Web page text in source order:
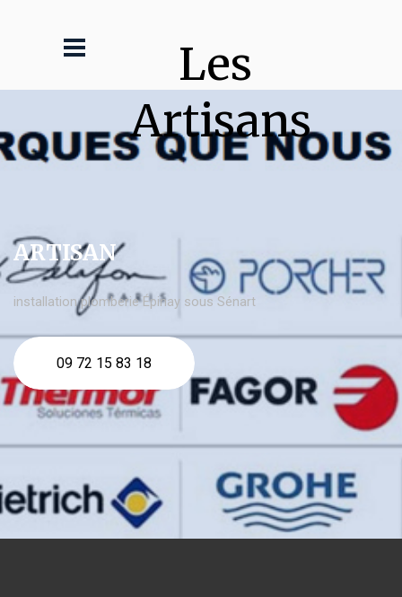
Les
Artisans
ARTISAN
installation plomberie Épinay sous Sénart
09 72 15 83 18